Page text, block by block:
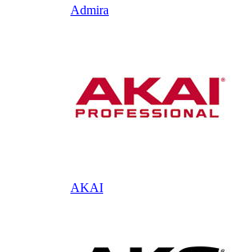
Admira
AKAI